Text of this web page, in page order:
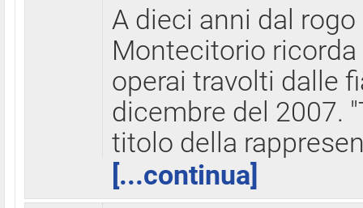
A dieci anni dal
Montecitorio
operai travolti dalle
dicembre del 2007.
titolo della
[...continua]